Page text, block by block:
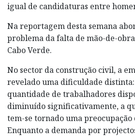
igual de candidaturas entre
Na reportagem desta semana
problema da falta de mão-de-
Cabo Verde.
No sector da construção civil, a
revelado uma dificuldade
quantidade de trabalhadores
diminuído significativamente, a
tem-se tornado uma preocupação
Enquanto a demanda por